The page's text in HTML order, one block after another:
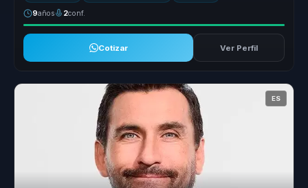
9años 2conf.
Cotizar Ver Perfil
ES